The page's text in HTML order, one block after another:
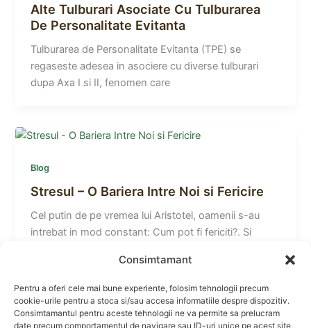
Consimtamant
Pentru a oferi cele mai bune experiente, folosim tehnologii precum
cookie-urile pentru a stoca si/sau accesa informatiile despre dispozitiv.
Consimtamantul pentru aceste tehnologii ne va permite sa prelucram
date precum comportamentul de navigare sau ID-uri unice pe acest site.
Alte Tulburari Asociate Cu Tulburarea
De Personalitate Evitanta
Tulburarea de Personalitate Evitanta (TPE) se
regaseste adesea in asociere cu diverse tulburari
dupa Axa I si II, fenomen care
Blog
Stresul – O Bariera Intre Noi si Fericire
Cel putin de pe vremea lui Aristotel, oamenii s-au
intrebat in mod constant: Cum pot fi fericiti?. Si